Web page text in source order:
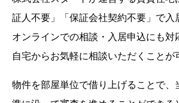
証人不要」「保証会社契約不要」で入
オンラインでの相談・入居申込にも対
自宅からお気軽に相談いただくことが
物件を部屋単位で借り上げることで、